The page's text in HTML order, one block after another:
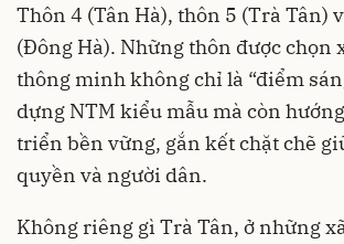
Thôn 4 (Tân Hà), thôn 5 (Trà Tân)
(Đông Hà). Những thôn được chọn
thông minh không chỉ là “điểm
dựng NTM kiểu mẫu mà còn
triển bền vững, gắn kết chặt chẽ
quyền và người dân.
Không riêng gì Trà Tân, ở những